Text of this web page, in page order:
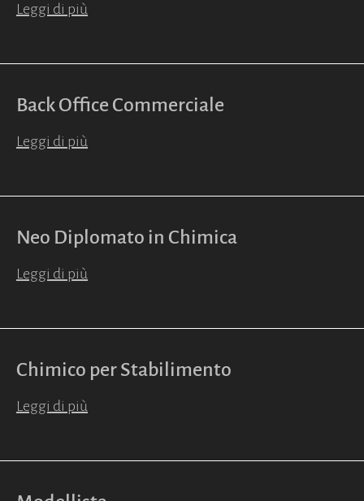
Leggi di più
Back Office Commerciale
Leggi di più
Neo Diplomato in Chimica
Leggi di più
Chimico per Stabilimento
Leggi di più